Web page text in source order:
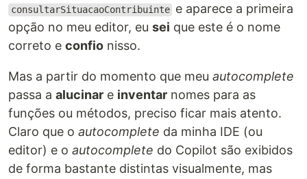
consultarSituacaoContribuinte e aparece a primeira
opção no meu editor, eu sei que este é o nome
correto e confio nisso.
Mas a partir do momento que meu autocomplete
passa a alucinar e inventar nomes para as
funções ou métodos, preciso ficar mais atento.
Claro que o autocomplete da minha IDE (ou
editor) e o autocomplete do Copilot são exibidos
de forma bastante distintas visualmente, mas